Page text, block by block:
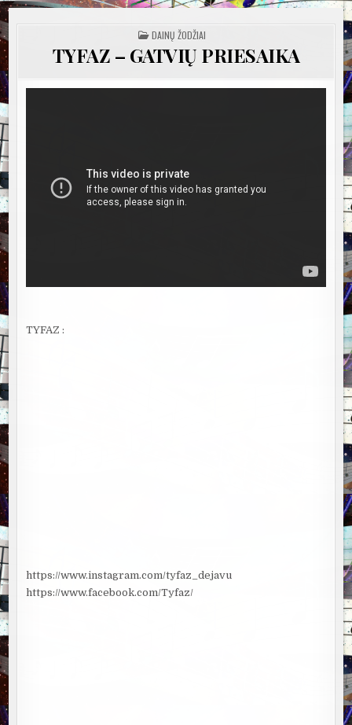
POSTED
IN
DAINŲ ŽODŽIAI
TYFAZ – GATVIŲ PRIESAIKA
TYFAZ :
https://www.instagram.com/tyfaz_dejavu
https://www.facebook.com/Tyfaz/